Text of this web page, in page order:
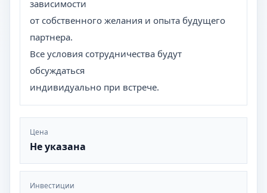
зависимости
от собственного желания и опыта будущего
партнера.
Все условия сотрудничества будут
обсуждаться
индивидуально при встрече.
Цена
Не указана
Инвестиции